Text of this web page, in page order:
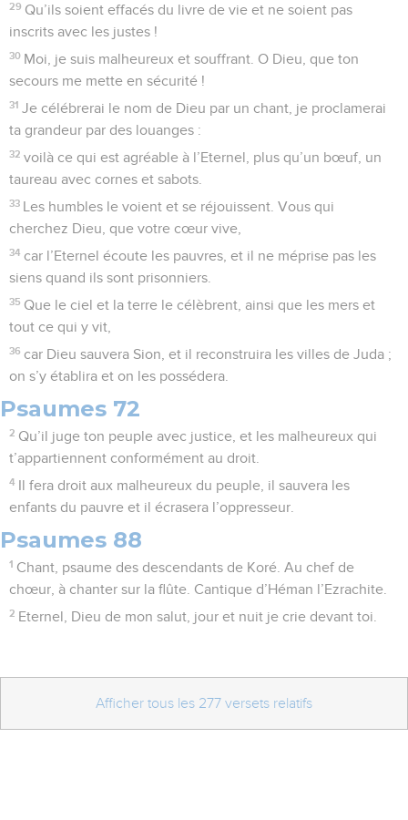
29 Qu’ils soient effacés du livre de vie et ne soient pas
inscrits avec les justes !
30 Moi, je suis malheureux et souffrant. O Dieu, que ton
secours me mette en sécurité !
31 Je célébrerai le nom de Dieu par un chant, je proclamerai
ta grandeur par des louanges :
32 voilà ce qui est agréable à l’Eternel, plus qu’un bœuf, un
taureau avec cornes et sabots.
33
Les humbles le voient et se réjouissent. Vous qui
cherchez Dieu, que votre cœur vive,
34 car l’Eternel écoute les pauvres, et il ne méprise pas les
siens quand ils sont prisonniers.
35 Que le ciel et la terre le célèbrent, ainsi que les mers et
tout ce qui y vit,
36 car Dieu sauvera Sion, et il reconstruira les villes de Juda ;
on s’y établira et on les possédera.
Psaumes 72
2 Qu’il juge ton peuple avec justice, et les malheureux qui
t’appartiennent conformément au droit.
4
Il fera droit aux malheureux du peuple, il sauvera les
enfants du pauvre et il écrasera l’oppresseur.
Psaumes 88
1 Chant, psaume des descendants de Koré. Au chef de
chœur, à chanter sur la flûte. Cantique d’Héman l’Ezrachite.
2 Eternel, Dieu de mon salut, jour et nuit je crie devant toi.
Afficher tous les 277 versets relatifs